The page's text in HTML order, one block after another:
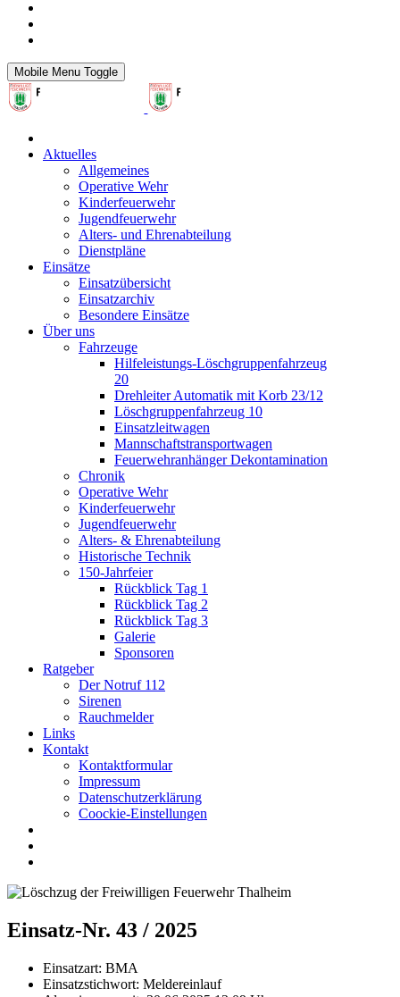
Mobile Menu Toggle
Aktuelles
Allgemeines
Operative Wehr
Kinderfeuerwehr
Jugendfeuerwehr
Alters- und Ehrenabteilung
Dienstpläne
Einsätze
Einsatzübersicht
Einsatzarchiv
Besondere Einsätze
Über uns
Fahrzeuge
Hilfeleistungs-Löschgruppenfahrzeug
20
Drehleiter Automatik mit Korb 23/12
Löschgruppenfahrzeug 10
Einsatzleitwagen
Mannschaftstransportwagen
Feuerwehranhänger Dekontamination
Chronik
Operative Wehr
Kinderfeuerwehr
Jugendfeuerwehr
Alters- & Ehrenabteilung
Historische Technik
150-Jahrfeier
Rückblick Tag 1
Rückblick Tag 2
Rückblick Tag 3
Galerie
Sponsoren
Ratgeber
Der Notruf 112
Sirenen
Rauchmelder
Links
Kontakt
Kontaktformular
Impressum
Datenschutzerklärung
Coockie-Einstellungen
Einsatz-Nr. 43 / 2025
Einsatzart: BMA
Einsatzstichwort: Meldereinlauf